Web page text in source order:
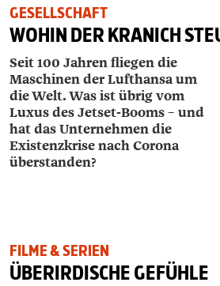
GESELLSCHAFT
WOHIN DER KRANICH
Seit 100 Jahren fliegen die
Maschinen der ­Lufthansa um
die Welt. Was ist übrig vom
Luxus des Jetset-Booms – und
hat das Unternehmen die
Existenzkrise nach Corona
überstanden?
FILME & SERIEN
ÜBERIRDISCHE GEFÜHLE